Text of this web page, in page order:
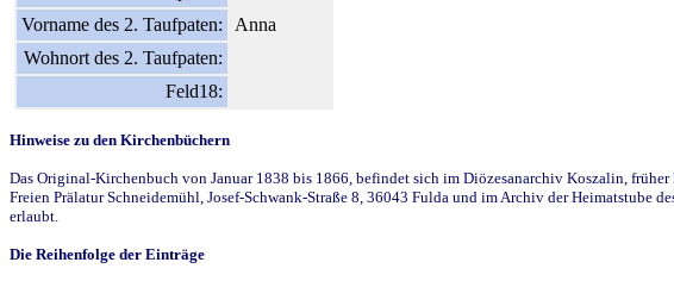
Vorname des 2. Taufpaten:
Anna
Wohnort des 2. Taufpaten:
Feld18:
Hinweise zu den Kirchenbüchern
Das Original-Kirchenbuch von Januar 1838 bis 1866, befindet sich im Diözesanarchiv Koszalin,
Freien Prälatur Schneidemühl, Josef-Schwank-Straße 8, 36043 Fulda und im Archiv der Heimatstube
erlaubt.
Die Reihenfolge der Einträge